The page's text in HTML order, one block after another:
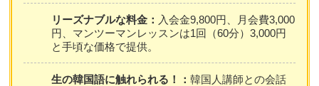
リーズナブルな料金： 入会金9,800円、月会費3,000
円、マンツーマンレッスンは1回（60分）3,000円
と手頃な価格で提供。
生の韓国語に触れられる！：韓国人講師との会話